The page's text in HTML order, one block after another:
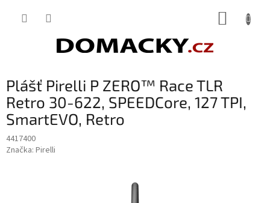
Plášť Pirelli P ZERO™ Race TLR
Retro 30-622, SPEEDCore, 127 TPI,
SmartEVO, Retro
4417400
Značka: Pirelli